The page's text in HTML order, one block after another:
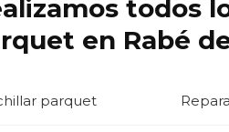
todos
en Rabé
parquet